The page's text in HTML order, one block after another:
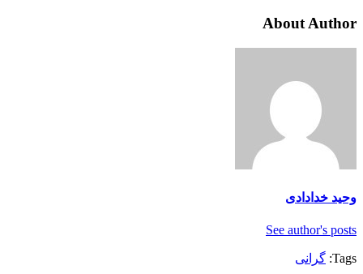
About Author
وحید خدادادی
See author's posts
Tags: گرانی